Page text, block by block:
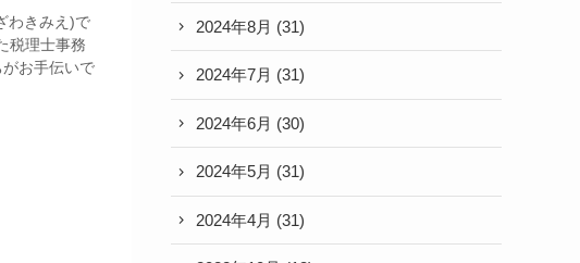
わきみえ)で
税理士事務
お手伝いで
2024年8月 (31)
2024年7月 (31)
2024年6月 (30)
2024年5月 (31)
2024年4月 (31)